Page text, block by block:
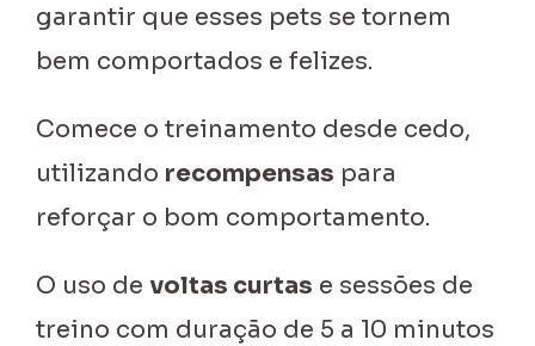
garantir que esses pets se tornem
bem comportados e felizes.
Comece o treinamento desde cedo,
utilizando recompensas para
reforçar o bom comportamento.
O uso de voltas curtas e sessões de
treino com duração de 5 a 10 minutos